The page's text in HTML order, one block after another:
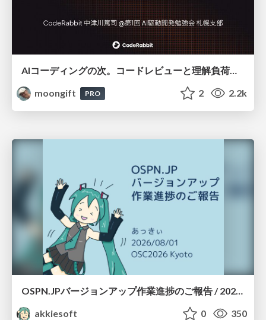
moongift
PRO 2 2.2k
OSPN.JPバージョンアップ作業進捗のご報告 / 20260801-osc26kyoto
akkiesoft
0 350